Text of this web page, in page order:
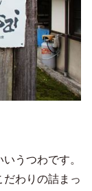
うつわです。
だわりの詰まっ